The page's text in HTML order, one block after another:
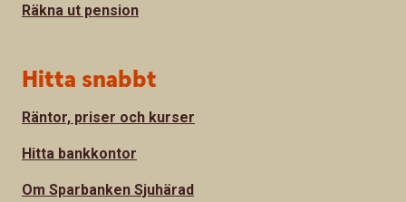
Räkna ut pension
Hitta snabbt
Räntor, priser och kurser
Hitta bankkontor
Om Sparbanken Sjuhärad